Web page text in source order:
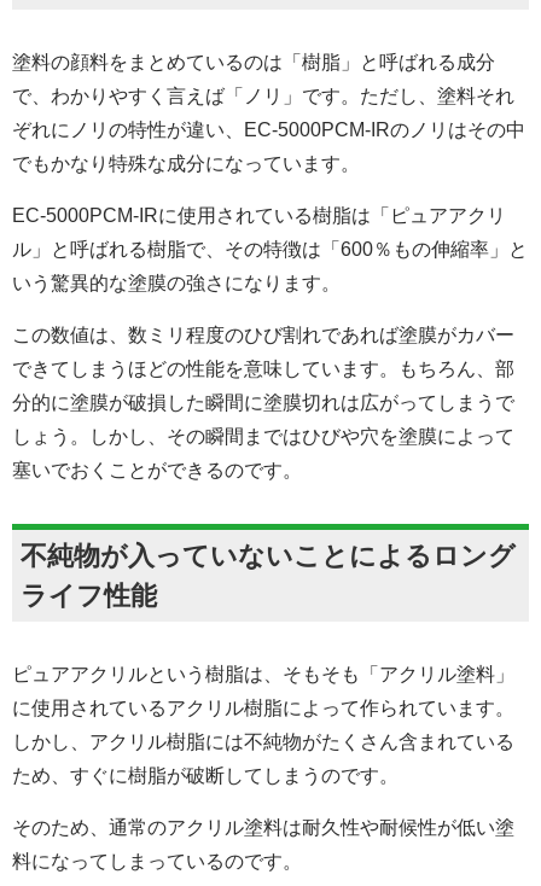
塗料の顔料をまとめているのは「樹脂」と呼ばれる成分
で、わかりやすく言えば「ノリ」です。ただし、塗料それ
ぞれにノリの特性が違い、EC-5000PCM-IRのノリはその中
でもかなり特殊な成分になっています。
EC-5000PCM-IRに使用されている樹脂は「ピュアアクリ
ル」と呼ばれる樹脂で、その特徴は「600％もの伸縮率」と
いう驚異的な塗膜の強さになります。
この数値は、数ミリ程度のひび割れであれば塗膜がカバー
できてしまうほどの性能を意味しています。もちろん、部
分的に塗膜が破損した瞬間に塗膜切れは広がってしまうで
しょう。しかし、その瞬間まではひびや穴を塗膜によって
塞いでおくことができるのです。
不純物が入っていないことによるロング
ライフ性能
ピュアアクリルという樹脂は、そもそも「アクリル塗料」
に使用されているアクリル樹脂によって作られています。
しかし、アクリル樹脂には不純物がたくさん含まれている
ため、すぐに樹脂が破断してしまうのです。
そのため、通常のアクリル塗料は耐久性や耐候性が低い塗
料になってしまっているのです。